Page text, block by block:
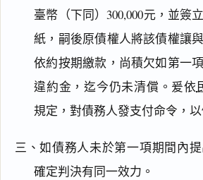
臺幣（下同）300,000元，並簽
紙，嗣後原債權人將該債權讓
依約按期繳款，尚積欠如第一
違約金，迄今仍未清償。爰依
規定，對債務人發支付命令，以
三、如債務人未於第一項期間內
確定判決有同一效力。